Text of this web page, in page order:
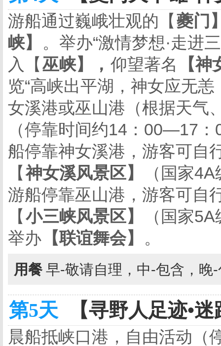
游船通过巍峨壮观的【 夔门
峡】
。举办“激情梦想·走进
入【 巫峡】， 仰望著名
【
览“高峡出平湖，神女应无
女溪港或巫山港（根据天气
（停靠时间约14 ： 00—17 ：
船停靠神女溪港，游客可
【 神女溪风景区】 （国家4A
游船停靠巫山港，游客可
【 小三峡风景区】 （国家5A
举办 【联谊舞会】 。
用餐 早-敬请自理，中-包含，晚
第5天 【寻野人足迹•
晨船抵峡口港，自由活动（